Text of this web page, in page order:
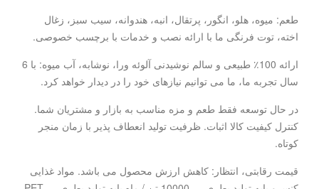
طعم: میوه، هلو، انگور، پرتقال، انبه، هندوانه، سیب سبز، زغال
اخته، توت فرنگی ما با ارائه نصب و خدمات با برچسب خصوصی.
ارائه 100٪ طبیعی و سالم نوشیدنی آلوئه ورا، نوشابه، آب میوه: با 6
سال تجربه ما، ما می توانیم نیازهای خود را در دیدار خواهد کرد.
در حال توسعه فقط طعم و مزه مناسب به بازار و مشتریان شما.
کنترل کیفیت کالا اثبات. ظرفیت تولید انعطاف پذیر با زمان منجر
کوتاه.
قیمت رقابتی، انتظار: کاهش ارزش محصول می باشد. مواد غذایی